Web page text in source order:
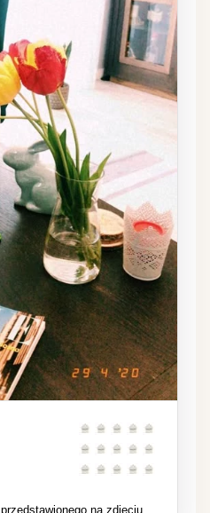
na zdjęciu.